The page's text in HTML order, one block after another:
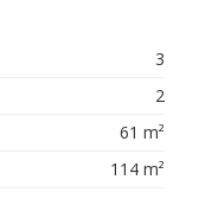
3
2
61 m²
114 m²